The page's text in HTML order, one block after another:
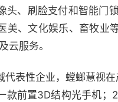
头、刷脸支付和智能门
美、文化娱乐、畜牧业
云服务。
代表性企业，螳螂慧视
款前置3D结构光手机